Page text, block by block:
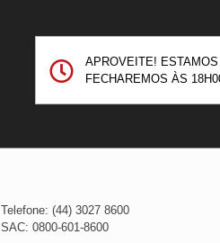
APROVEITE!
FECHAREMOS ÀS
Telefone: (44) 3027 8600
SAC: 0800-601-8600